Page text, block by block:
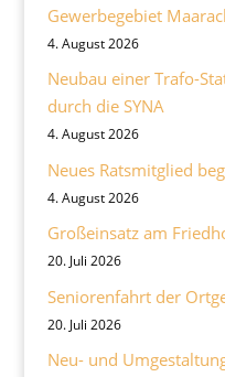
Gewerbegebiet
4. August 2026
Neubau einer Trafo-
durch die SYNA
4. August 2026
Neues Ratsmitglied
4. August 2026
Großeinsatz am
20. Juli 2026
Seniorenfahrt der
20. Juli 2026
Neu- und